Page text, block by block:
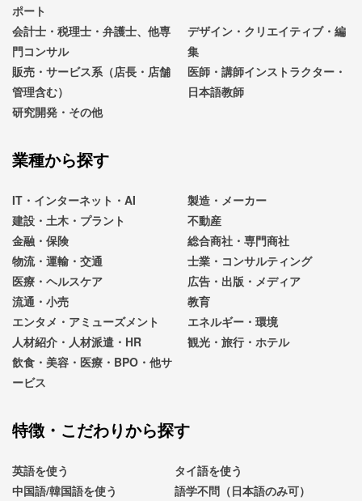
ポート
会計士・税理士・弁護士、他専
門コンサル
デザイン・クリエイティブ・編
集
販売・サービス系（店長・店舗
管理含む）
医師・講師インストラクター・
日本語教師
研究開発・その他
業種から探す
IT・インターネット・AI
製造・メーカー
建設・土木・プラント
不動産
金融・保険
総合商社・専門商社
物流・運輸・交通
士業・コンサルティング
医療・ヘルスケア
広告・出版・メディア
流通・小売
教育
エンタメ・アミューズメント
エネルギー・環境
人材紹介・人材派遣・HR
観光・旅行・ホテル
飲食・美容・医療・BPO・他サ
ービス
特徴・こだわりから探す
英語を使う
タイ語を使う
中国語/韓国語を使う
語学不問（日本語のみ可）